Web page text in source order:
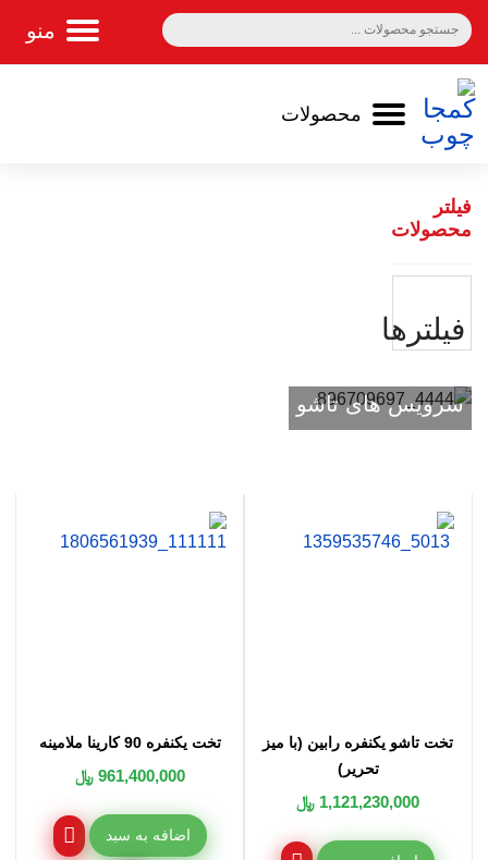
فیلتر
محصولات
فيلترها
سرویس های تاشو
تخت تاشو یکنفره رابین (با میز
تحریر)
1,121,230,000 ﷼
تخت یکنفره 90 کارینا ملامینه
961,400,000 ﷼
اضافه به سبد